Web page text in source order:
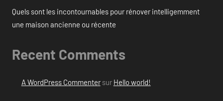
Quels sont les incontournables pour rénover intelligemment
une maison ancienne ou récente
Recent Comments
A WordPress Commentersur Hello world!